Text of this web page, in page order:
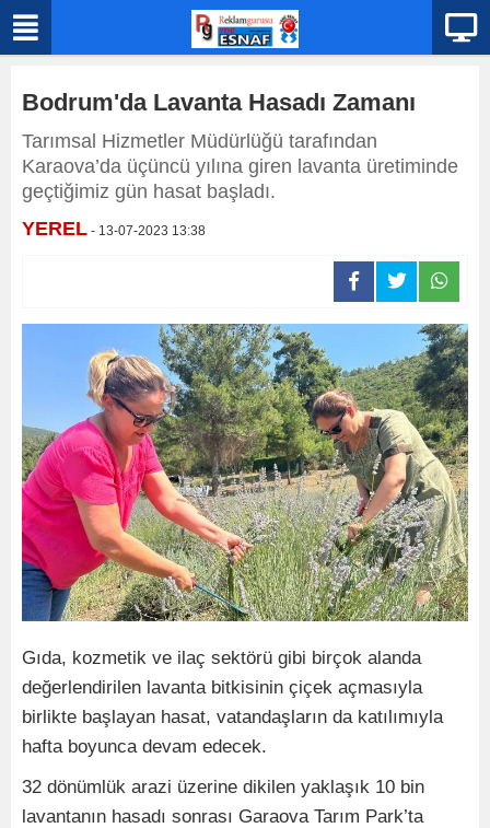
Bodrum'da Lavanta Hasadı Zamanı
Tarımsal Hizmetler Müdürlüğü tarafından
Karaova’da üçüncü yılına giren lavanta üretiminde
geçtiğimiz gün hasat başladı.
YEREL - 13-07-2023 13:38
Gıda, kozmetik ve ilaç sektörü gibi birçok alanda
değerlendirilen lavanta bitkisinin çiçek açmasıyla
birlikte başlayan hasat, vatandaşların da katılımıyla
hafta boyunca devam edecek.
32 dönümlük arazi üzerine dikilen yaklaşık 10 bin
lavantanın hasadı sonrası Garaova Tarım Park’ta